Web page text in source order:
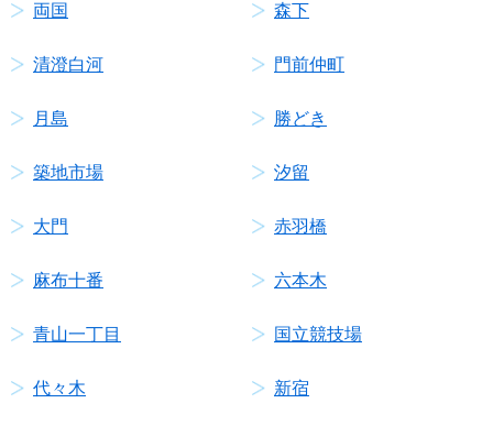
両国 森下
清澄白河 門前仲町
月島 勝どき
築地市場 汐留
大門 赤羽橋
麻布十番 六本木
青山一丁目 国立競技場
代々木 新宿